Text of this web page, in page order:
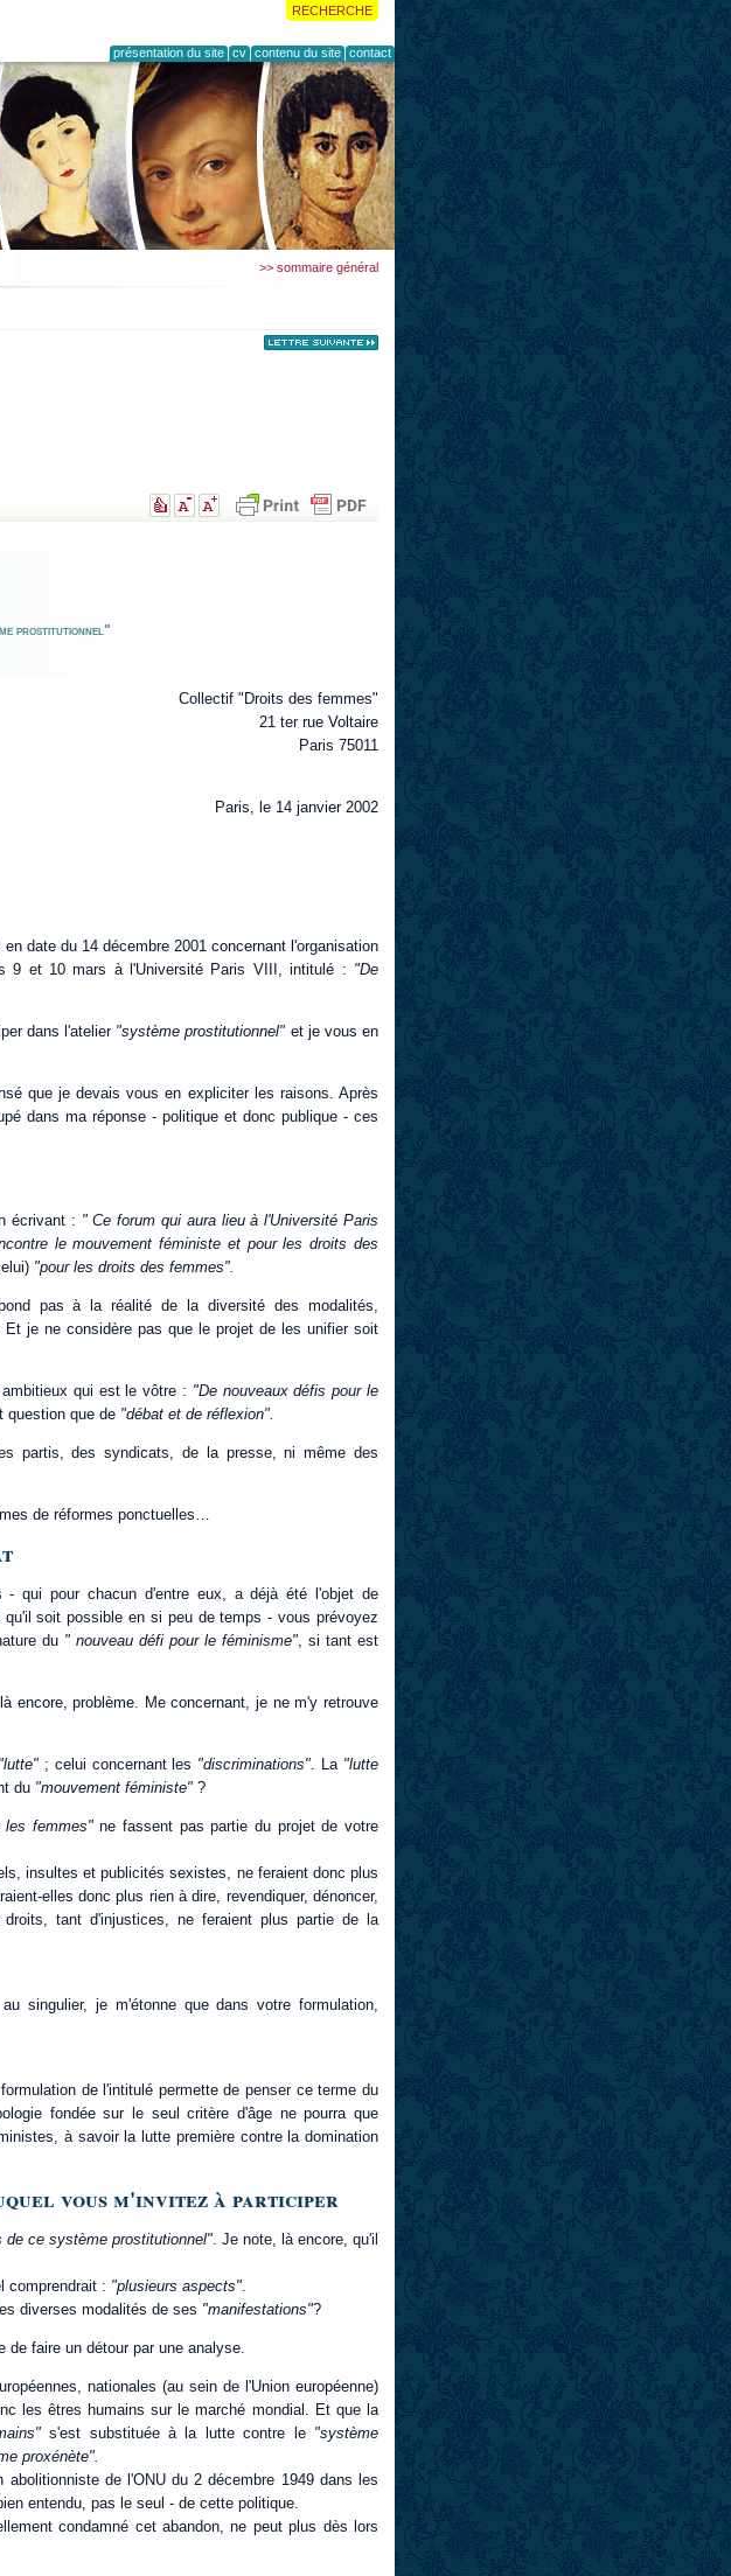
RECHERCHE
présentation du site cv contenu du site contact
>> sommaire général
prostitutionnel"
Collectif "Droits des femmes"
21 ter rue Voltaire
Paris 75011
Paris, le 14 janvier 2002
date du 14 décembre 2001 concernant l'organisation
9 et 10 mars à l'Université Paris VIII, intitulé : "De
dans l'atelier "système prostitutionnel" et je vous en
que je devais vous en expliciter les raisons. Après
dans ma réponse - politique et donc publique - ces
écrivant : " Ce forum qui aura lieu à l'Université Paris
le mouvement féministe et pour les droits des
"pour les droits des femmes".
pas à la réalité de la diversité des modalités,
je ne considère pas que le projet de les unifier soit
qui est le vôtre : "De nouveaux défis pour le
question que de "débat et de réflexion".
partis, des syndicats, de la presse, ni même des
de réformes ponctuelles…
qui pour chacun d'entre eux, a déjà été l'objet de
soit possible en si peu de temps - vous prévoyez
du " nouveau défi pour le féminisme", si tant est
encore, problème. Me concernant, je ne m'y retrouve
"lutte" ; celui concernant les "discriminations". La "lutte
du "mouvement féministe" ?
les femmes"ne fassent pas partie du projet de votre
insultes et publicités sexistes, ne feraient donc plus
elles donc plus rien à dire, revendiquer, dénoncer,
tant d'injustices, ne feraient plus partie de la
singulier, je m'étonne que dans votre formulation,
de l'intitulé permette de penser ce terme du
fondée sur le seul critère d'âge ne pourra que
à savoir la lutte première contre la domination
vous m'invitez à participer
de ce système prostitutionnel". Je note, là encore, qu'il
comprendrait : "plusieurs aspects".
diverses modalités de ses "manifestations"?
de faire un détour par une analyse.
nationales (au sein de l'Union européenne)
les êtres humains sur le marché mondial. Et que la
s'est substituée à la lutte contre le "système
proxénète".
de l'ONU du 2 décembre 1949 dans les
entendu, pas le seul - de cette politique.
condamné cet abandon, ne peut plus dès lors